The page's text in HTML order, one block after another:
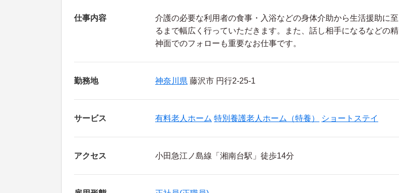
仕事内容
介護の必要な利用者の食事・入浴などの身体介助から生活援助に至
るまで幅広く行っていただきます。また、話し相手になるなどの精
神面でのフォローも重要なお仕事です。
勤務地 神奈川県 藤沢市 円行2-25-1
サービス 有料老人ホーム 特別養護老人ホーム（特養） ショートステイ
アクセス 小田急江ノ島線「湘南台駅」徒歩14分